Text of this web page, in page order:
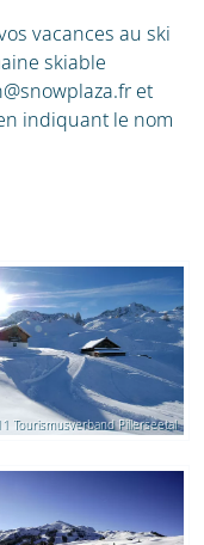
vacances au ski
skiable
et
indiquant le nom
Tourismusverband Pillerseetal